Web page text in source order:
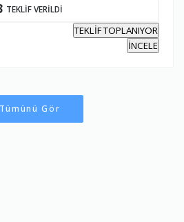
TEKLİF VERİLDİ
TEKLİF TOPLANIYOR
İNCELE
Tümünü Gör